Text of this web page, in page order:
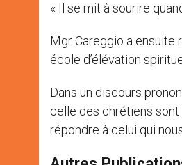
« Il se mit à sourire
Mgr Careggio a ensuite
école d’élévation
Dans un discours
celle des chrétiens sont
répondre à celui qui